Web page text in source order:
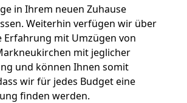
in Ihrem neuen Zuhause
Weiterhin verfügen wir über
Erfahrung mit Umzügen von
mit jeglicher
und können Ihnen somit
wir für jedes Budget eine
finden werden.